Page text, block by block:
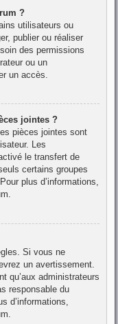
?
utilisateurs ou
publier ou réaliser
des permissions
ou un
un accès.
jointes ?
pièces jointes sont
Les
le transfert de
certains groupes
plus d’informations,
Si vous ne
un avertissement.
qu’aux administrateurs
responsable du
d’informations,